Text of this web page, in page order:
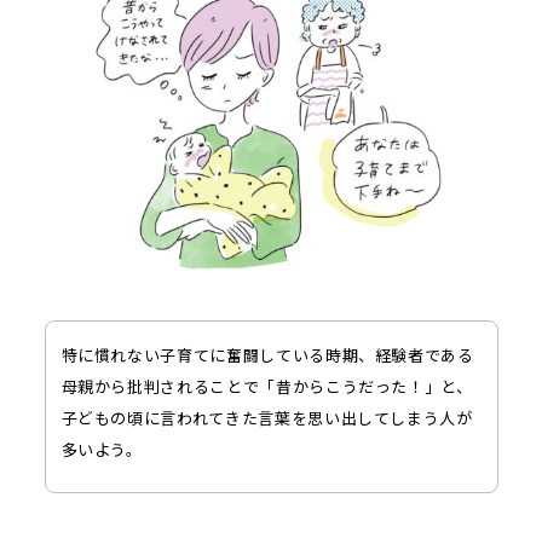
特に慣れない子育てに奮闘している時期、経験者である
母親から批判されることで「昔からこうだった！」と、
子どもの頃に言われてきた言葉を思い出してしまう人が
多いよう。